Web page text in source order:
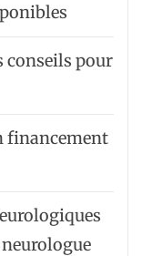
conseils pour
financement